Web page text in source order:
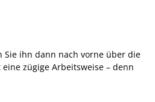
Sie ihn dann nach vorne über die
zügige Arbeitsweise – denn